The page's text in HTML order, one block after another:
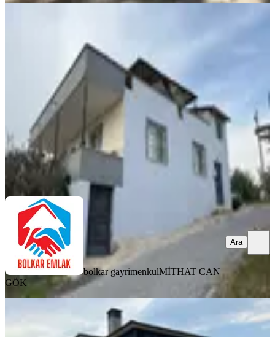
Mezitli, Şahin Tepesi Mahallesi
2+1
130 m²·06.02.2026
10.000.000 ₺
bolkar gayrimenkul MİTHAT CAN GÖK
bolkar gayrimenkulMİTHAT CAN
GÖK
Ara
Sahibinden Kuzucu Köyünde 2 Adet
Bağımsız 2+1 Müstakil Daire